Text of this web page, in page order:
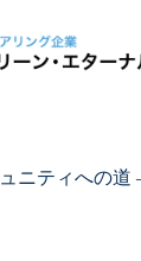
ニティへの